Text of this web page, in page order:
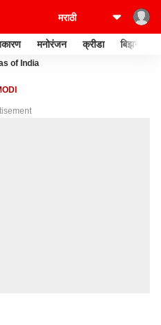
मनोरंजन क्रीडा बिझनेस
of India